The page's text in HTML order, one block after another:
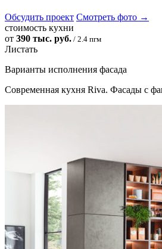
Обсудить проект Смотреть фото →
стоимость кухни
от 390 тыс. руб. / 2.4 пгм
Листать
Варианты исполнения фасада
Современная кухня Riva. Фасады с